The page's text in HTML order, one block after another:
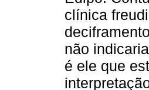
clínica
não
é ele que